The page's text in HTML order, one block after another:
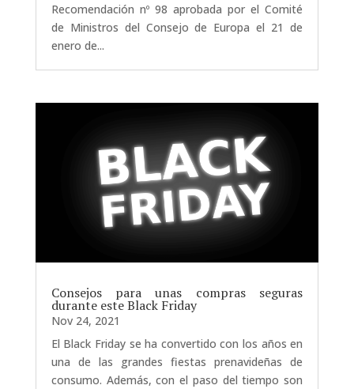
Recomendación nº 98 aprobada por el Comité
de Ministros del Consejo de Europa el 21 de
enero de...
Consejos para unas compras seguras
durante este Black Friday
Nov 24, 2021
El Black Friday se ha convertido con los años en
una de las grandes fiestas prenavideñas de
consumo. Además, con el paso del tiempo son